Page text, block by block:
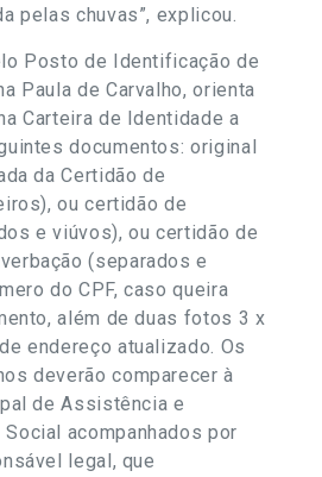
pelas chuvas”, explicou.
Posto de Identificação de
Paula de Carvalho, orienta
Carteira de Identidade a
documentos: original
da Certidão de
ou certidão de
e viúvos), ou certidão de
(separados e
do CPF, caso queira
além de duas fotos 3 x
endereço atualizado. Os
deverão comparecer à
de Assistência e
acompanhados por
legal, que